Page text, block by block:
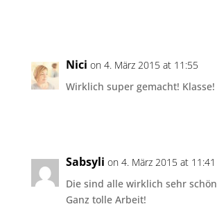
Nici on 4. März 2015 at 11:55
Wirklich super gemacht! Klasse!
Sabsyli on 4. März 2015 at 11:41
Die sind alle wirklich sehr
Ganz tolle Arbeit!